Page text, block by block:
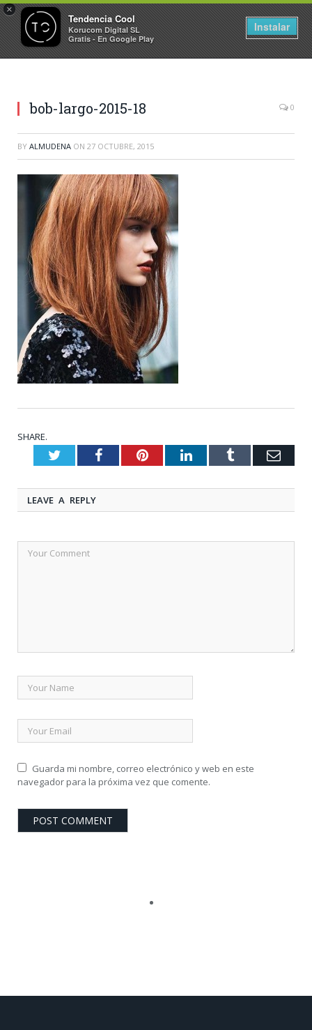
×
Tendencia Cool
Korucom Digital SL
Gratis - En Google Play
Instalar
bob-largo-2015-18 0
BY ALMUDENA ON 27 OCTUBRE, 2015
SHARE.
TwitterFacebookPinterestLinkedInTumblr
LEAVE A REPLY
Guarda mi nombre, correo electrónico y web en este
navegador para la próxima vez que comente.